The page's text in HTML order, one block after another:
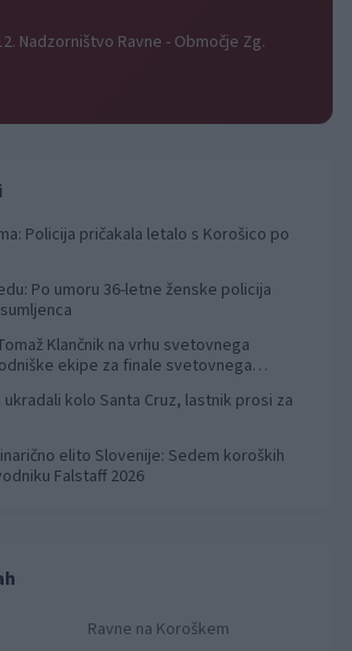
Nadzorništvo Ravne - Območje Zg.
Policija pričakala letalo s Korošico po
Po umoru 36-letne ženske policija
Klančnik na vrhu svetovnega
ekipe za finale svetovnega
ukradali kolo Santa Cruz, lastnik prosi za
elito Slovenije: Sedem koroških
Falstaff 2026
Ravne na Koroškem